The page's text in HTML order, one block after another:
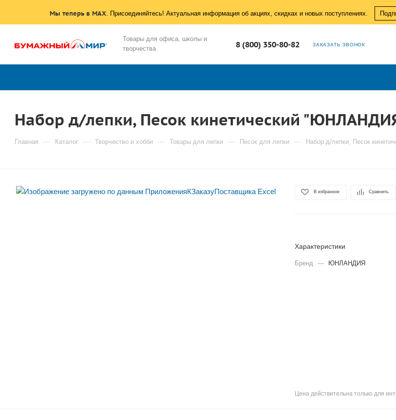
Мы теперь в MAX. Присоединяйтесь! Актуальная информация об акциях, скидках и новых поступлениях.
Товары для офиса, школы и
творчества
8 (800) 350-80-82 ЗАКАЗАТЬ ЗВОНОК
Набор д/лепки, Песок кинетический
Главная — Каталог — Творчество и хобби — Товары для лепки — Песок для лепки — Набор д/лепки, Песок
В избранное Сравнить
Характеристики
Бренд — ЮНЛАНДИЯ
Цена действительна только для